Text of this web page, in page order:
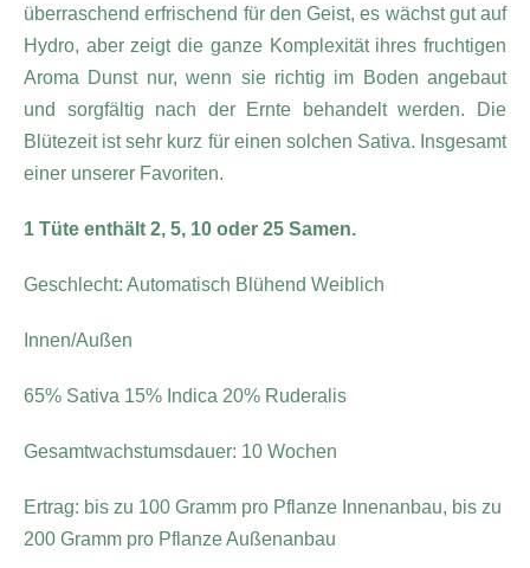
überraschend erfrischend für den Geist, es wächst gut auf
Hydro, aber zeigt die ganze Komplexität ihres fruchtigen
Aroma Dunst nur, wenn sie richtig im Boden angebaut
und sorgfältig nach der Ernte behandelt werden. Die
Blütezeit ist sehr kurz für einen solchen Sativa. Insgesamt
einer unserer Favoriten.
1 Tüte enthält 2, 5, 10 oder 25 Samen.
Geschlecht: Automatisch Blühend Weiblich
Innen/Außen
65% Sativa 15% Indica 20% Ruderalis
Gesamtwachstumsdauer: 10 Wochen
Ertrag: bis zu 100 Gramm pro Pflanze Innenanbau, bis zu
200 Gramm pro Pflanze Außenanbau